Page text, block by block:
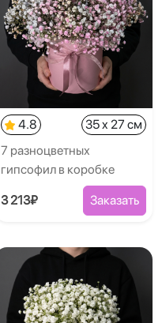
4.8
35 x 27 см
7 разноцветных
гипсофил в коробке
3 213₽ Заказать